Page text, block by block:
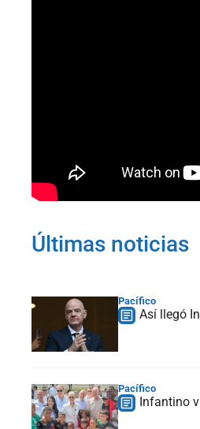
Últimas noticias
Pacífico
Así llegó
Pacífico
Infantino